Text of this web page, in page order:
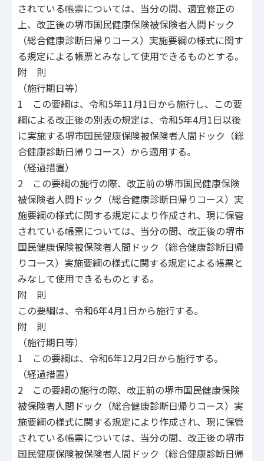
されている帳票については、当分の間、適宜修正の
上、改正後の堺市国民健康保険被保険者人間ドック
（総合健康診断日帰りコース）実施要綱の様式に関す
る規定による帳票とみなして使用できるものとする。
附 則
（施行期日等）
1 この要綱は、令和5年11月1日から施行し、この要
綱による改正後の別表の規定は、令和5年4月1日以後
に実施する堺市国民健康保険被保険者人間ドック（総
合健康診断日帰りコース）から適用する。
（経過措置）
2 この要綱の施行の際、改正前の堺市国民健康保険
被保険者人間ドック（総合健康診断日帰りコース）実
施要綱の様式に関する規定により作成され、現に保管
されている帳票については、当分の間、改正後の堺市
国民健康保険被保険者人間ドック（総合健康診断日帰
りコース）実施要綱の様式に関する規定による帳票と
みなして使用できるものとする。
附 則
この要綱は、令和6年4月1日から施行する。
附 則
（施行期日等）
1 この要綱は、令和6年12月2日から施行する。
（経過措置）
2 この要綱の施行の際、改正前の堺市国民健康保険
被保険者人間ドック（総合健康診断日帰りコース）実
施要綱の様式に関する規定により作成され、現に保管
されている帳票については、当分の間、改正後の堺市
国民健康保険被保険者人間ドック（総合健康診断日帰